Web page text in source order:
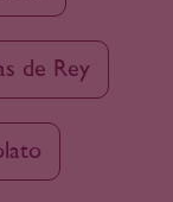
de Rey